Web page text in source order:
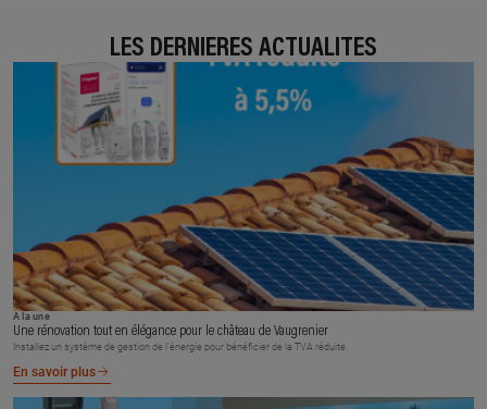
LES DERNIÈRES ACTUALITÉS
À la une
Une rénovation tout en élégance pour le château de Vaugrenier
Installez un système de gestion de l’énergie pour bénéficier de la TVA réduite.
En savoir plus